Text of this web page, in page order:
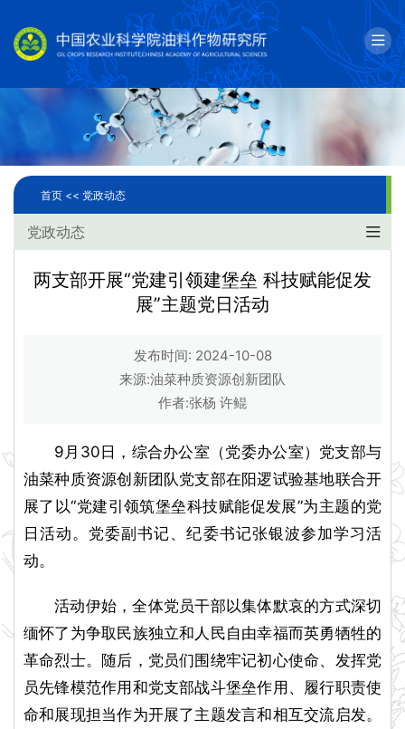
English 邮箱
科学研究
人才队伍
首页 << 党政动态
党政动态
两支部开展“党建引领建堡垒 科技赋能促发
展”主题党日活动
发布时间: 2024-10-08
来源:油菜种质资源创新团队
作者:张杨 许鲲
9月30日，综合办公室（党委办公室）党支部与
油菜种质资源创新团队党支部在阳逻试验基地联合开
展了以“党建引领筑堡垒科技赋能促发展”为主题的党
日活动。党委副书记、纪委书记张银波参加学习活
动。
活动伊始，全体党员干部以集体默哀的方式深切
缅怀了为争取民族独立和人民自由幸福而英勇牺牲的
革命烈士。随后，党员们围绕牢记初心使命、发挥党
员先锋模范作用和党支部战斗堡垒作用、履行职责使
命和展现担当作为开展了主题发言和相互交流启发。